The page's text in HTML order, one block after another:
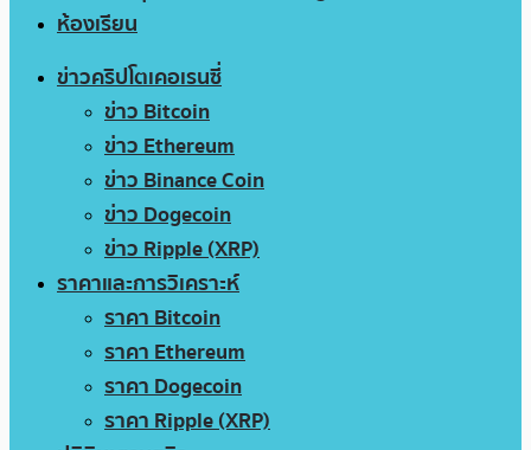
ห้องเรียน
ข่าวคริปโตเคอเรนซี่
ข่าว Bitcoin
ข่าว Ethereum
ข่าว Binance Coin
ข่าว Dogecoin
ข่าว Ripple (XRP)
ราคาและการวิเคราะห์
ราคา Bitcoin
ราคา Ethereum
ราคา Dogecoin
ราคา Ripple (XRP)